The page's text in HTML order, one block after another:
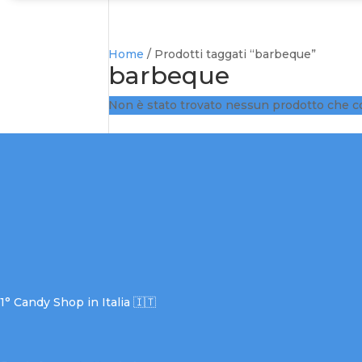
Home / Prodotti taggati “barbeque”
barbeque
Non è stato trovato nessun prodotto che
1° Candy Shop in Italia 🇮🇹